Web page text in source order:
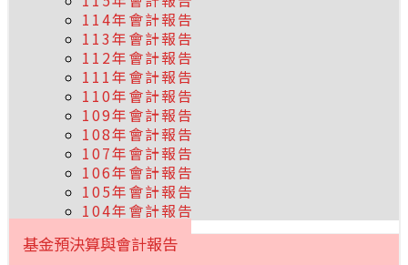
114年會計報告
113年會計報告
112年會計報告
111年會計報告
110年會計報告
109年會計報告
108年會計報告
107年會計報告
106年會計報告
105年會計報告
104年會計報告
基金預決算與會計報告